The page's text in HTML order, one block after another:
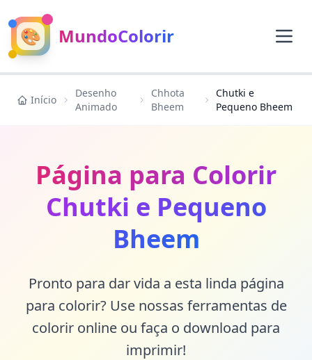
🎨 MundoColorir
Início
Desenho
Animado
Chhota
Bheem
Chutki e
Pequeno Bheem
Página para Colorir
Chutki e Pequeno
Bheem
Pronto para dar vida a esta linda página
para colorir? Use nossas ferramentas de
colorir online ou faça o download para
imprimir!